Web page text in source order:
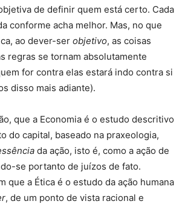
de definir quem está certo. Cada
conforme acha melhor. Mas, no que
ao dever-ser objetivo, as coisas
regras se tornam absolutamente
for contra elas estará indo contra si
disso mais adiante).
que a Economia é o estudo descritivo
do capital, baseado na praxeologia,
da ação, isto é, como a ação de
se portanto de juízos de fato.
que a Ética é o estudo da ação humana
, de um ponto de vista racional e